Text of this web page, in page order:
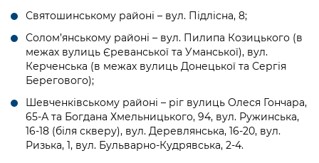
Святошинському районі – вул. Підлісна, 8;
Солом’янському районі – вул. Пилипа Козицького (в
межах вулиць Єреванської та Уманської), вул.
Керченська (в межах вулиць Донецької та Сергія
Берегового);
Шевченківському районі – ріг вулиць Олеся Гончара,
65-А та Богдана Хмельницького, 94, вул. Ружинська,
16-18 (біля скверу), вул. Деревлянська, 16-20, вул.
Ризька, 1, вул. Бульварно-Кудрявська, 2-4.